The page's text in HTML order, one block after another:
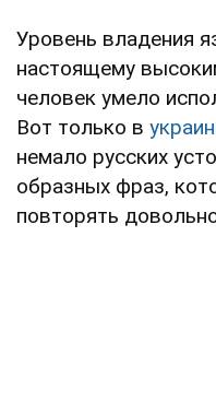
Уровень владения
настоящему
человек умело
Вот только в
немало русских
образных фраз,
повторять